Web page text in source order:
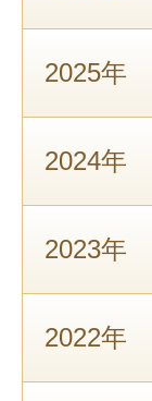
2025年
2024年
2023年
2022年